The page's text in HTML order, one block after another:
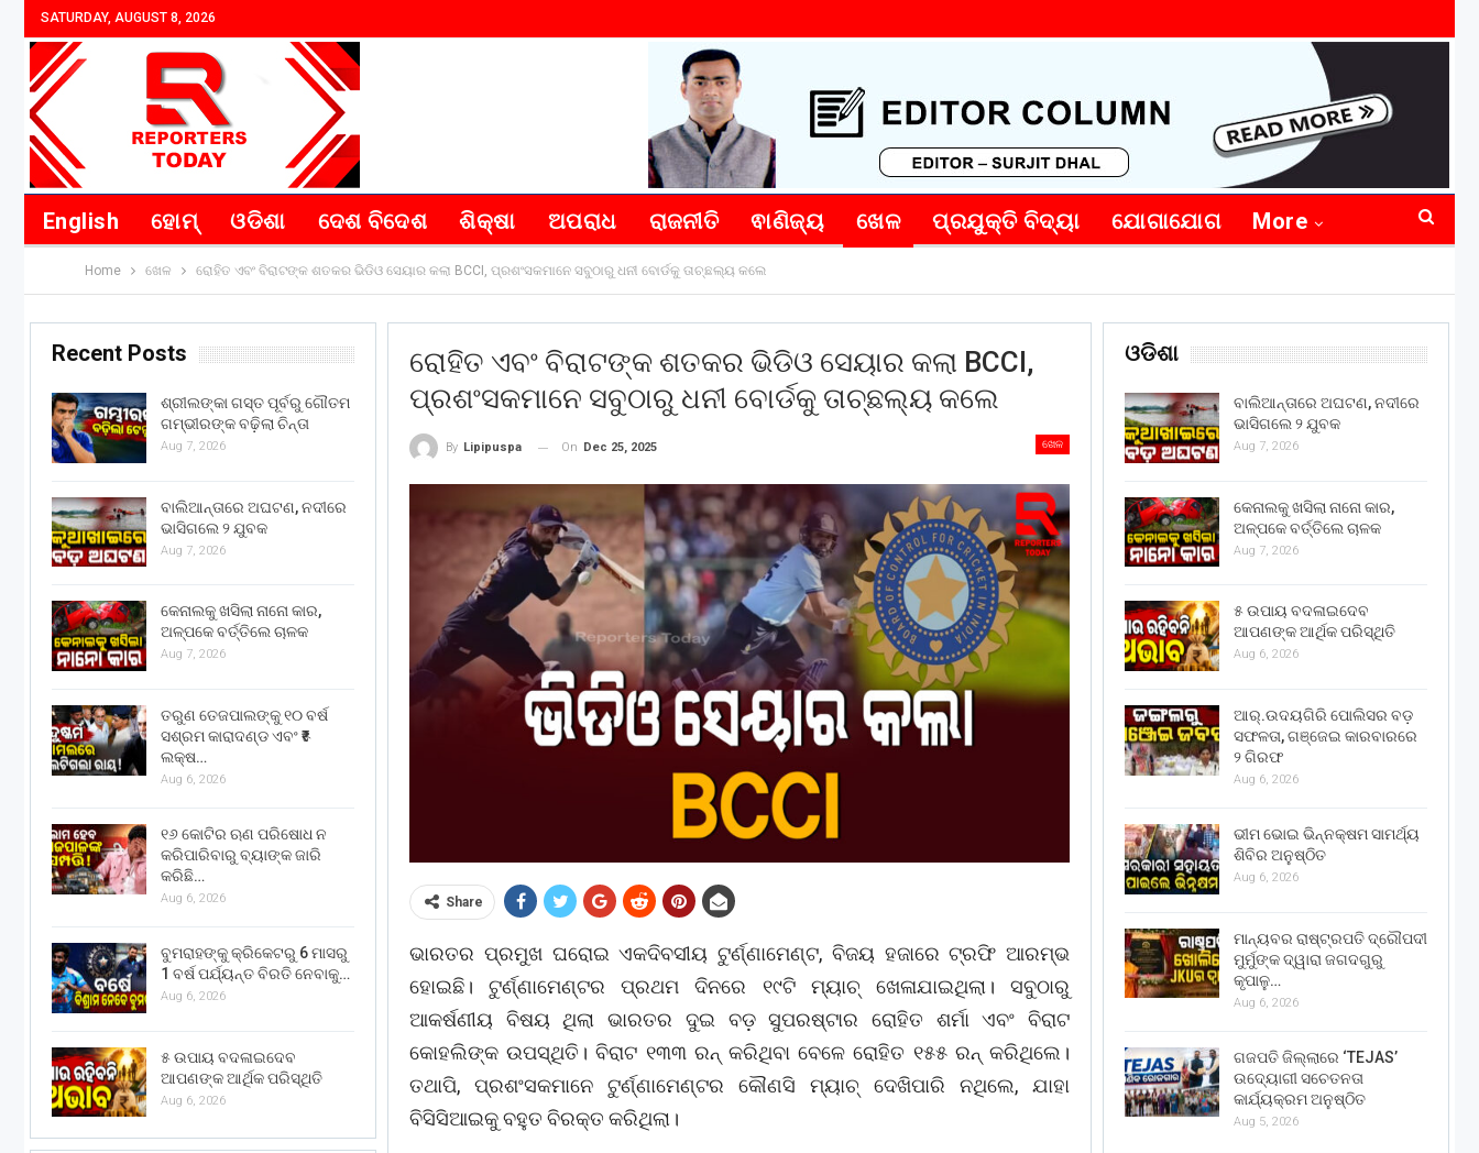
SATURDAY, AUGUST 8, 2026
English ହୋମ୍ ଓଡିଶା ଦେଶ ବିଦେଶ ଶିକ୍ଷା ଅପରାଧ ରାଜନୀତି ଵାଣିଜ୍ୟ ଖେଳ ପ୍ରଯୁକ୍ତି ବିଦ୍ୟା ଯୋଗାଯୋଗ More
Home ଖେଳ ରୋହିତ ଏବଂ ବିରାଟଙ୍କ ଶତକର ଭିଡିଓ ସେୟାର କଲା BCCI, ପ୍ରଶଂସକମାନେ ସବୁଠାରୁ ଧନୀ ବୋର୍ଡକୁ ତାଚ୍ଛଲ୍ୟ କଲେ
ରୋହିତ ଏବଂ ବିରାଟଙ୍କ ଶତକର ଭିଡିଓ ସେୟାର କଲା BCCI,
ପ୍ରଶଂସକମାନେ ସବୁଠାରୁ ଧନୀ ବୋର୍ଡକୁ ତାଚ୍ଛଲ୍ୟ କଲେ
ଖେଳ
By Lipipuspa On Dec 25, 2025
Share
ଭାରତର ପ୍ରମୁଖ ଘରୋଇ ଏକଦିବସୀୟ ଟୁର୍ଣ୍ଣାମେଣ୍ଟ, ବିଜୟ ହଜାରେ ଟ୍ରଫି ଆରମ୍ଭ
ହୋଇଛି। ଟୁର୍ଣ୍ଣାମେଣ୍ଟର ପ୍ରଥମ ଦିନରେ ୧୯ଟି ମ୍ୟାଚ୍ ଖେଳାଯାଇଥିଲା। ସବୁଠାରୁ
ଆକର୍ଷଣୀୟ ବିଷୟ ଥିଲା ଭାରତର ଦୁଇ ବଡ଼ ସୁପରଷ୍ଟାର ରୋହିତ ଶର୍ମା ଏବଂ ବିରାଟ
କୋହଲିଙ୍କ ଉପସ୍ଥିତି। ବିରାଟ ୧୩୩ ରନ୍ କରିଥିବା ବେଳେ ରୋହିତ ୧୫୫ ରନ୍ କରିଥିଲେ।
ତଥାପି, ପ୍ରଶଂସକମାନେ ଟୁର୍ଣ୍ଣାମେଣ୍ଟର କୌଣସି ମ୍ୟାଚ୍ ଦେଖିପାରି ନଥିଲେ, ଯାହା
ବିସିସିଆଇକୁ ବହୁତ ବିରକ୍ତ କରିଥିଲା।
ଓଡିଶା
ବାଲିଆନ୍ତାରେ ଅଘଟଣ, ନଦୀରେ
ଭାସିଗଲେ ୨ ଯୁବକ
Aug 7, 2026
କେନାଲକୁ ଖସିଲା ନାନୋ କାର,
ଅଳ୍ପକେ ବର୍ତ୍ତିଲେ ଚାଳକ
Aug 7, 2026
୫ ଉପାୟ ବଦଳାଇଦେବ
ଆପଣଙ୍କ ଆର୍ଥିକ ପରିସ୍ଥିତି
Aug 6, 2026
ଆର୍.ଉଦୟଗିରି ପୋଲିସର ବଡ଼
ସଫଳତା, ଗଞ୍ଜେଇ କାରବାରରେ
୨ ଗିରଫ
Aug 6, 2026
ଭୀମ ଭୋଇ ଭିନ୍ନକ୍ଷମ ସାମର୍ଥ୍ୟ
ଶିବିର ଅନୁଷ୍ଠିତ
Aug 6, 2026
ମାନ୍ୟବର ରାଷ୍ଟ୍ରପତି ଦ୍ରୌପଦୀ
ମୁର୍ମୁଙ୍କ ଦ୍ୱାରା ଜଗଦଗୁରୁ
କୃପାଳୁ…
Aug 6, 2026
ଗଜପତି ଜିଲ୍ଲାରେ ‘TEJAS’
ଉଦ୍ୟୋଗୀ ସଚେତନତା
କାର୍ଯ୍ୟକ୍ରମ ଅନୁଷ୍ଠିତ
Aug 5, 2026
Recent Posts
ଶ୍ରୀଲଙ୍କା ଗସ୍ତ ପୂର୍ବରୁ ଗୌତମ
ଗମ୍ଭୀରଙ୍କ ବଢ଼ିଲା ଚିନ୍ତା
Aug 7, 2026
ବାଲିଆନ୍ତାରେ ଅଘଟଣ, ନଦୀରେ
ଭାସିଗଲେ ୨ ଯୁବକ
Aug 7, 2026
କେନାଲକୁ ଖସିଲା ନାନୋ କାର,
ଅଳ୍ପକେ ବର୍ତ୍ତିଲେ ଚାଳକ
Aug 7, 2026
ତରୁଣ ତେଜପାଲଙ୍କୁ ୧୦ ବର୍ଷ
ସଶ୍ରମ କାରାଦଣ୍ଡ ଏବଂ ₹୫
ଲକ୍ଷ…
Aug 6, 2026
୧୬ କୋଟିର ଋଣ ପରିଷୋଧ ନ
କରିପାରିବାରୁ ବ୍ୟାଙ୍କ ଜାରି
କରିଛି…
Aug 6, 2026
ବୁମରାହଙ୍କୁ କ୍ରିକେଟରୁ 6 ମାସରୁ
1 ବର୍ଷ ପର୍ଯ୍ୟନ୍ତ ବିରତି ନେବାକୁ…
Aug 6, 2026
୫ ଉପାୟ ବଦଳାଇଦେବ
ଆପଣଙ୍କ ଆର୍ଥିକ ପରିସ୍ଥିତି
Aug 6, 2026